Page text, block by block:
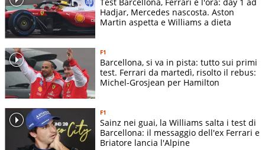
4 Miami GP 3
(9) -
Alexander
Canada GP 2
(9) -
Alexander
Monaco GP 4
Alexander
Albon (8) -
Hadjar, Mercedes nascosta. Aston
Martin aspetta e Williams a dieta
F1
Barcellona, si va in pista: tutto sui primi
test. Ferrari da martedì, risolto il rebus:
Michel-Grosjean per Hamilton
F1
Sainz nei guai, la Williams salta i test di
Barcellona: il messaggio dell'ex Ferrari e
Briatore lancia l'Alpine